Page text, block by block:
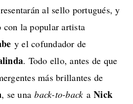
al sello portugués, y
con la popular artista
y el cofundador de
. Todo ello, antes de que
más brillantes de
, se unaback-to-backa Nick